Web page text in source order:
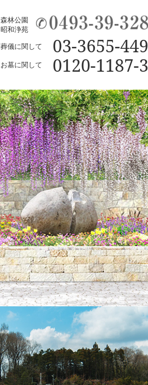
森林公園
昭和浄苑
葬儀に関して 03-3655-
お墓に関して 0120-1187-